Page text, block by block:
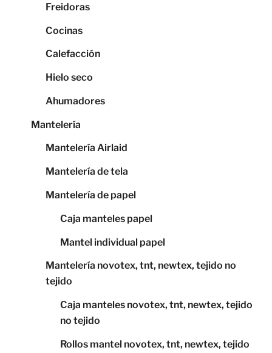
Freidoras
Cocinas
Calefacción
Hielo seco
Ahumadores
Mantelería
Mantelería Airlaid
Mantelería de tela
Mantelería de papel
Caja manteles papel
Mantel individual papel
Mantelería novotex, tnt, newtex, tejido no
tejido
Caja manteles novotex, tnt, newtex, tejido
no tejido
Rollos mantel novotex, tnt, newtex, tejido